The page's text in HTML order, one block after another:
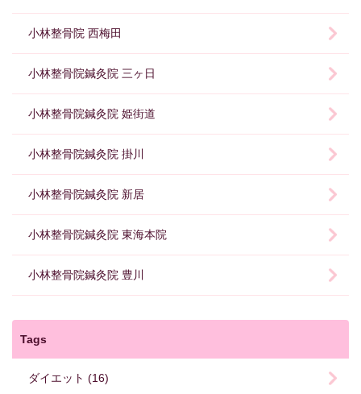
小林整骨院 西梅田
小林整骨院鍼灸院 三ヶ日
小林整骨院鍼灸院 姫街道
小林整骨院鍼灸院 掛川
小林整骨院鍼灸院 新居
小林整骨院鍼灸院 東海本院
小林整骨院鍼灸院 豊川
Tags
ダイエット (16)